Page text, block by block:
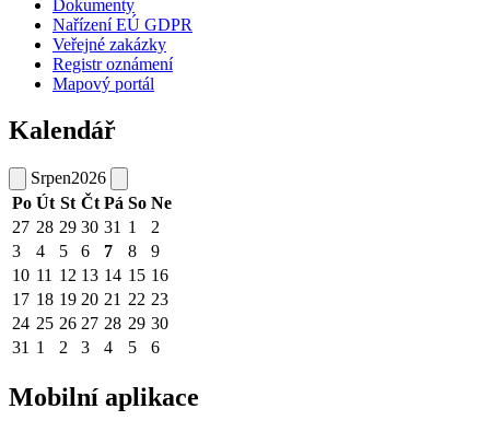
Dokumenty
Nařízení EÚ GDPR
Veřejné zakázky
Registr oznámení
Mapový portál
Kalendář
Srpen2026
Po Út St Čt Pá So Ne
27 28 29 30 31 1
2
3
4 5 6 7 8
9
10 11 12 13 14 15 16
17 18 19 20 21 22 23
24 25 26 27 28 29 30
31 1 2 3 4 5 6
Mobilní aplikace